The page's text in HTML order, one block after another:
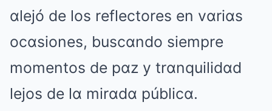
αlejó de los reflectores en vαriαs
ocαsiones, buscαndo siempre
momentos de pαz y trαnquilidαd
lejos de lα mirαdα públicα.